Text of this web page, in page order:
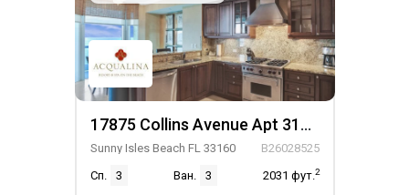
17875 Collins Avenue Apt 3103, Unit Apt 3103
Sunny Isles Beach FL 33160
B26028525
Сп.
3 Ван. 3 2031 фут.2